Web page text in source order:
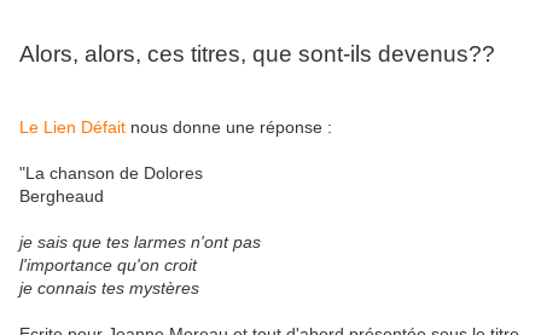
Alors, alors, ces titres, que sont-ils devenus??
Le Lien Défait nous donne une réponse :
"La chanson de Dolores
Bergheaud
je sais que tes larmes n'ont pas
l'importance qu'on croit
je connais tes mystères